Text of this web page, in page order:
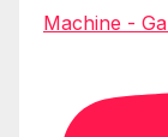
Machine -